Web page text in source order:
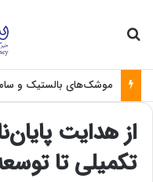
از هدایت‌
تکمیلی تا